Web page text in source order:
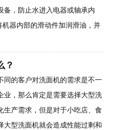
备，防止水进入电器或轴承内
器内部的滑动件加润滑油，并
？
同的客户对洗面机的需求是不一
业，那么肯定是需要选择大型洗
生产需求，但是对于小吃店、食
大型洗面机就会造成性能过剩和